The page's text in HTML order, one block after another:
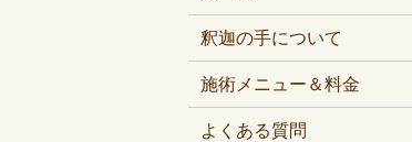
釈迦の手について
施術メニュー＆料金
よくある質問